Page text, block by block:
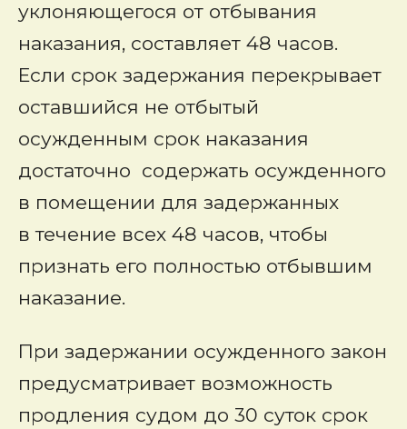
уклоняющегося от отбывания
наказания, составляет 48 часов.
Если срок задержания перекрывает
оставшийся не отбытый
осужденным срок наказания
достаточно содержать осужденного
в помещении для задержанных
в течение всех 48 часов, чтобы
признать его полностью отбывшим
наказание.
При задержании осужденного закон
предусматривает возможность
продления судом до 30 суток срок